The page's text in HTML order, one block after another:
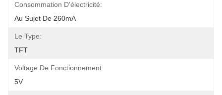
Consommation D'électricité:
Au Sujet De 260mA
Le Type:
TFT
Voltage De Fonctionnement:
5V